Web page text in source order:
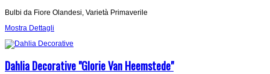
Bulbi da Fiore Olandesi, Varietà Primaverile
Mostra Dettagli
Dahlia Decorative "Glorie Van Heemstede"